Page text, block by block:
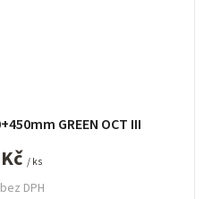
GREEN OCT III
DPH
/ ks